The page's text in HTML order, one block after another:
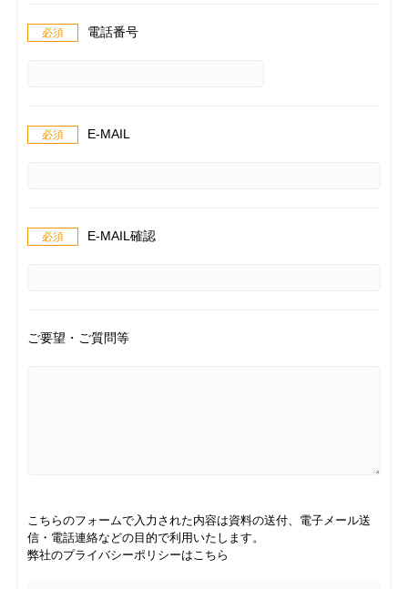
電話番号
E-MAIL
E-MAIL確認
ご要望・ご質問等
こちらのフォームで入力された内容は資料の送付、電子メール送
信・電話連絡などの目的で利用いたします。
弊社のプライバシーポリシーはこちら